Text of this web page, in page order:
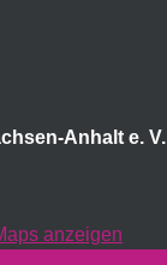
Anhalt e. V.
anzeigen